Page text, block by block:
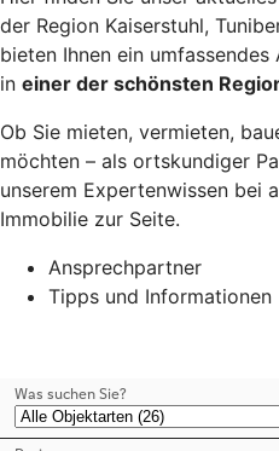
der Region Kaiserstuhl,
bieten Ihnen ein
in einer der schönsten
Ob Sie mieten, vermieten,
möchten – als ortskundiger
unserem Expertenwissen bei
Immobilie zur Seite.
Ansprechpartner
Tipps und Informationen